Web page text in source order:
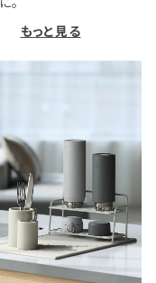
もっと見る